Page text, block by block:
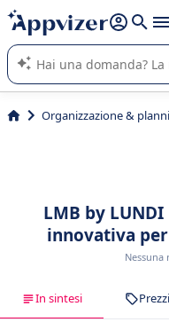
righe con
shift + enter
L'IA di Appvizer vi guida
software SaaS per la vostra
Organizzazione &
LMB by LUNDI
innovativa
Nessuna
In sintesi Prezzi